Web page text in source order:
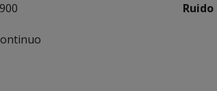
Ruido